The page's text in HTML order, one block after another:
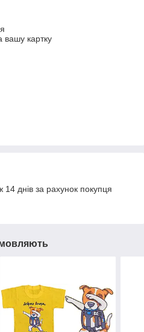
вашу картку
днів за рахунок покупця